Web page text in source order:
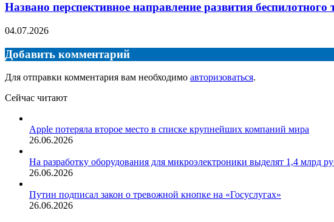
Названо перспективное направление развития беспилотного
04.07.2026
Добавить комментарий
Для отправки комментария вам необходимо авторизоваться.
Сейчас читают
Apple потеряла второе место в списке крупнейших компаний мира
26.06.2026
На разработку оборудования для микроэлектроники выделят 1,4 млрд
26.06.2026
Путин подписал закон о тревожной кнопке на «Госуслугах»
26.06.2026